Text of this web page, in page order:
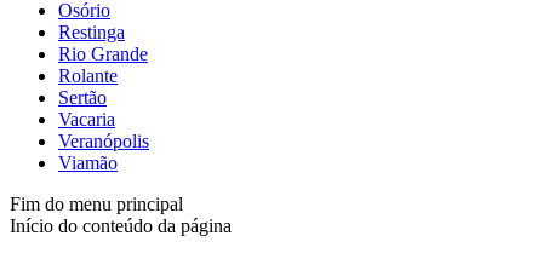
Osório
Restinga
Rio Grande
Rolante
Sertão
Vacaria
Veranópolis
Viamão
Fim do menu principal
Início do conteúdo da página